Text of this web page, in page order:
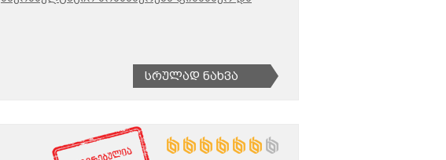
Სრულად Ნახვა